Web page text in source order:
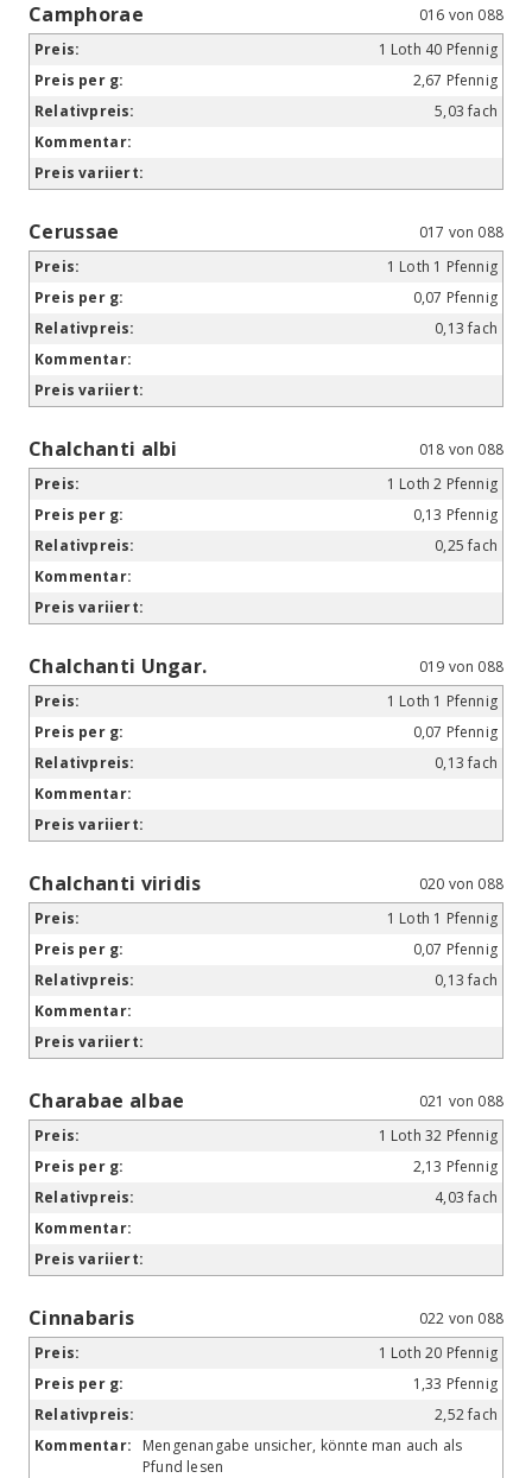
Camphorae
016 von 088
1 Loth 40 Pfennig
2,67 Pfennig
5,03 fach
Cerussae
017 von 088
1 Loth 1 Pfennig
0,07 Pfennig
0,13 fach
Chalchanti albi
018 von 088
1 Loth 2 Pfennig
0,13 Pfennig
0,25 fach
Chalchanti Ungar.
019 von 088
1 Loth 1 Pfennig
0,07 Pfennig
0,13 fach
Chalchanti viridis
020 von 088
1 Loth 1 Pfennig
0,07 Pfennig
0,13 fach
Charabae albae
021 von 088
1 Loth 32 Pfennig
2,13 Pfennig
4,03 fach
Cinnabaris
022 von 088
1 Loth 20 Pfennig
1,33 Pfennig
2,52 fach
Mengenangabe unsicher, könnte man auch als
Pfund lesen